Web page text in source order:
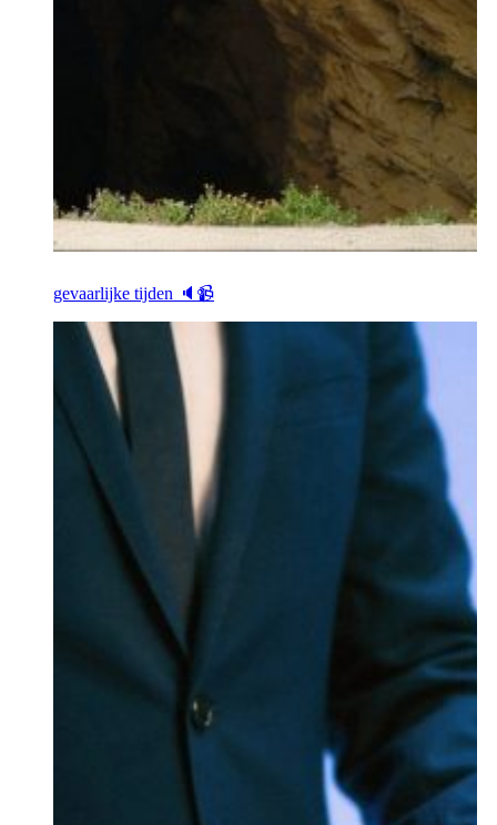
gevaarlijke tijden 🔈📹